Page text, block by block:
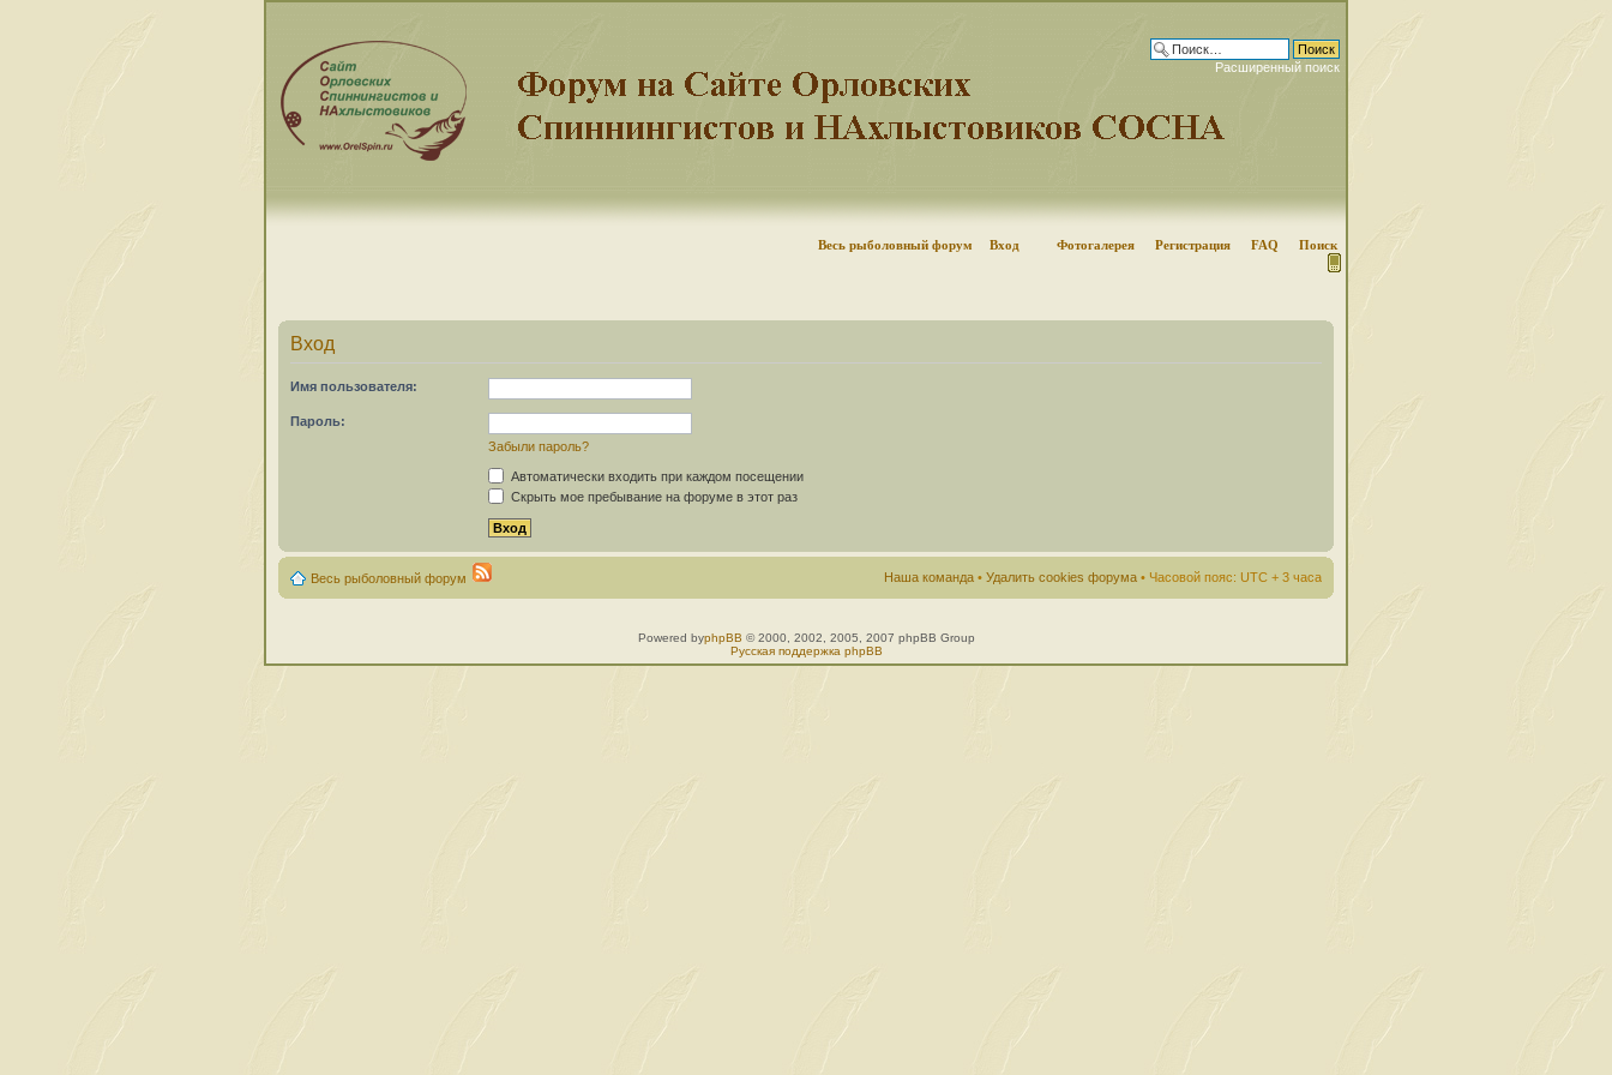
Расширенный поиск
Весь рыболовный форум Вход Фотогалерея Регистрация FAQ Поиск
Вход
Имя пользователя:
Пароль:
Забыли пароль?
Автоматически входить при каждом посещении
Скрыть мое пребывание на форуме в этот раз
Весь рыболовный форум Наша команда • Удалить cookies форума • Часовой пояс: UTC + 3 часа
Powered byphpBB © 2000, 2002, 2005, 2007 phpBB Group
Русская поддержка phpBB